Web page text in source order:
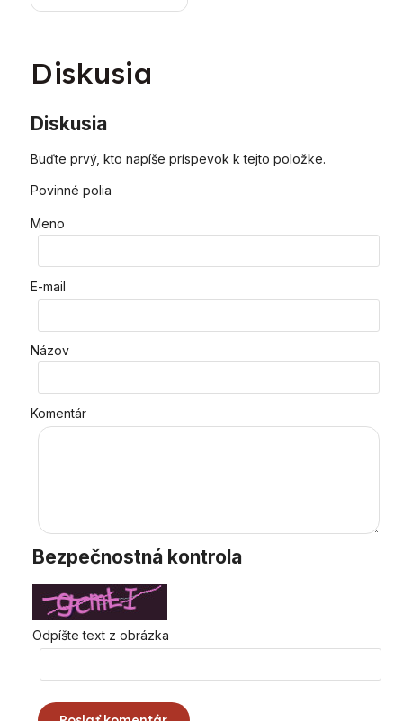
Diskusia
Diskusia
Buďte prvý, kto napíše príspevok k tejto položke.
Povinné polia
Meno
E-mail
Názov
Komentár
Bezpečnostná kontrola
Odpíšte text z obrázka